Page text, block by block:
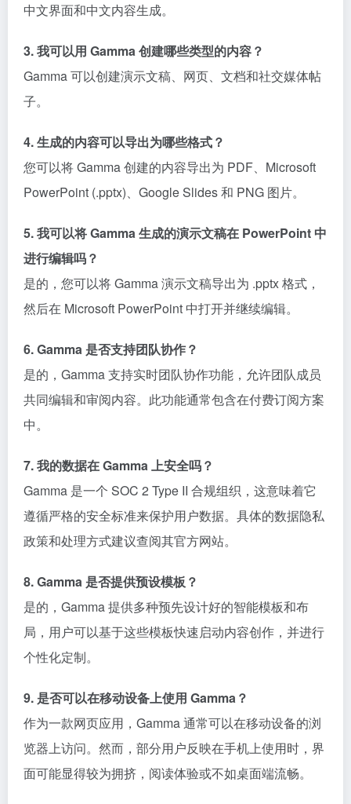
中文界面和中文内容生成。
3. 我可以用 Gamma 创建哪些类型的内容？
Gamma 可以创建演示文稿、网页、文档和社交媒体帖
子。
4. 生成的内容可以导出为哪些格式？
您可以将 Gamma 创建的内容导出为 PDF、Microsoft
PowerPoint (.pptx)、Google Slides 和 PNG 图片。
5. 我可以将 Gamma 生成的演示文稿在 PowerPoint 中
进行编辑吗？
是的，您可以将 Gamma 演示文稿导出为 .pptx 格式，
然后在 Microsoft PowerPoint 中打开并继续编辑。
6. Gamma 是否支持团队协作？
是的，Gamma 支持实时团队协作功能，允许团队成员
共同编辑和审阅内容。此功能通常包含在付费订阅方案
中。
7. 我的数据在 Gamma 上安全吗？
Gamma 是一个 SOC 2 Type II 合规组织，这意味着它
遵循严格的安全标准来保护用户数据。具体的数据隐私
政策和处理方式建议查阅其官方网站。
8. Gamma 是否提供预设模板？
是的，Gamma 提供多种预先设计好的智能模板和布
局，用户可以基于这些模板快速启动内容创作，并进行
个性化定制。
9. 是否可以在移动设备上使用 Gamma？
作为一款网页应用，Gamma 通常可以在移动设备的浏
览器上访问。然而，部分用户反映在手机上使用时，界
面可能显得较为拥挤，阅读体验或不如桌面端流畅。